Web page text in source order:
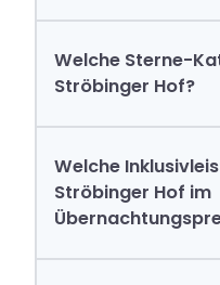
Welche Sterne-
Ströbinger Hof?
Welche
Ströbinger Hof im